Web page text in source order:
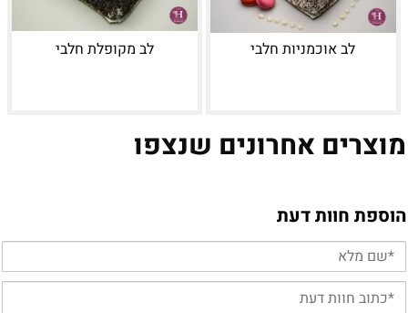
לב אוכמניות חלבי לב מקופלת חלבי
מוצרים אחרונים שנצפו
הוספת חוות דעת